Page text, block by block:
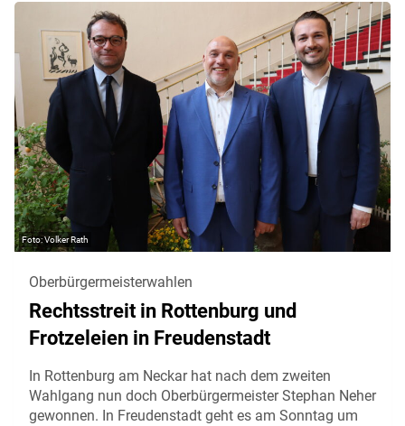
Volker Rath
Oberbürgermeisterwahlen
Rechtsstreit in Rottenburg und
Frotzeleien in Freudenstadt
In Rottenburg am Neckar hat nach dem zweiten
Wahlgang nun doch Oberbürgermeister Stephan Neher
gewonnen. In Freudenstadt geht es am Sonntag um